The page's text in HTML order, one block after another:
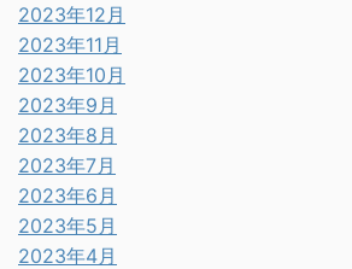
2023年12月
2023年11月
2023年10月
2023年9月
2023年8月
2023年7月
2023年6月
2023年5月
2023年4月